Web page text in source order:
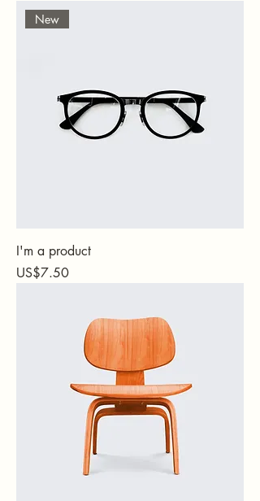
New
I'm a product
가격
US$7.50